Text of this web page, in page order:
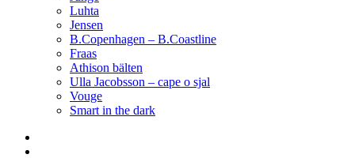
Luhta
Jensen
B.Copenhagen – B.Coastline
Fraas
Athison bälten
Ulla Jacobsson – cape o sjal
Vouge
Smart in the dark